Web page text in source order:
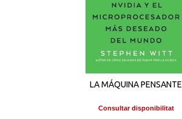
LA MÁQUINA PENSANTE
Consultar disponibilitat